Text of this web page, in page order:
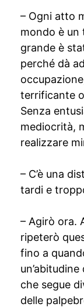
– Ogni atto
mondo è un
grande è
perché dà
terrificante
Senza
mediocrità,
realizzare
– C’è una
tardi e
– Agirò ora.
ripeterò
fino a
che segue
delle